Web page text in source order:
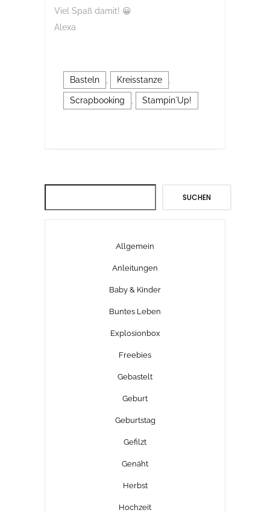
Viel Spaß damit! 😀
Alexa
Basteln Kreisstanze
Scrapbooking Stampin´Up!
SUCHEN
Allgemein
Anleitungen
Baby & Kinder
Buntes Leben
Explosionbox
Freebies
Gebastelt
Geburt
Geburtstag
Gefilzt
Genäht
Herbst
Hochzeit